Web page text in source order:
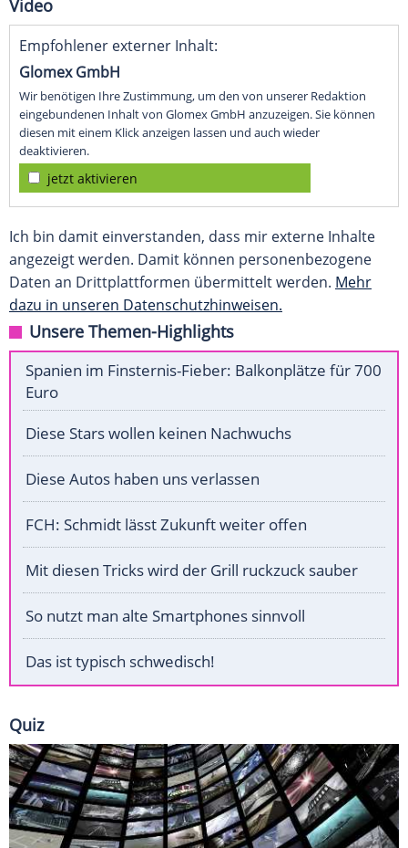
Video
Empfohlener externer Inhalt:
Glomex GmbH
Wir benötigen Ihre Zustimmung, um den von unserer Redaktion
eingebundenen Inhalt von Glomex GmbH anzuzeigen. Sie können
diesen mit einem Klick anzeigen lassen und auch wieder
deaktivieren.
jetzt aktivieren
Ich bin damit einverstanden, dass mir externe Inhalte
angezeigt werden. Damit können personenbezogene
Daten an Drittplattformen übermittelt werden. Mehr
dazu in unseren Datenschutzhinweisen.
Unsere Themen-Highlights
Spanien im Finsternis-Fieber: Balkonplätze für 700
Euro
Diese Stars wollen keinen Nachwuchs
Diese Autos haben uns verlassen
FCH: Schmidt lässt Zukunft weiter offen
Mit diesen Tricks wird der Grill ruckzuck sauber
So nutzt man alte Smartphones sinnvoll
Das ist typisch schwedisch!
Quiz